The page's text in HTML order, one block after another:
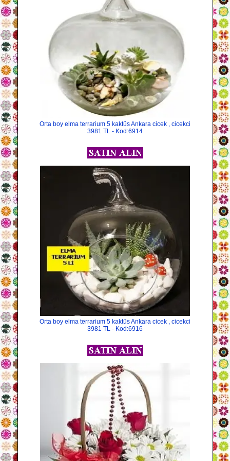
Orta boy elma terrarium 5 kaktüs Ankara cicek , cicekci
3981 TL - Kod:6914
Orta boy elma terrarium 5 kaktüs Ankara cicek , cicekci
3981 TL - Kod:6916